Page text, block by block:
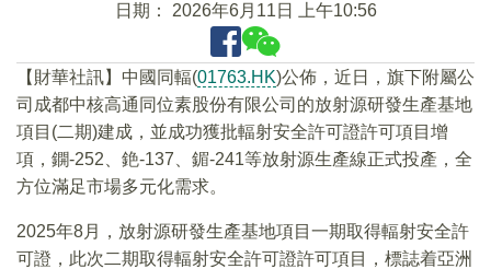
日期： 2026年6月11日 上午10:56
【財華社訊】中國同輻(01763.HK)公佈，近日，旗下附屬公
司成都中核高通同位素股份有限公司的放射源研發生產基地
項目(二期)建成，並成功獲批輻射安全許可證許可項目增
項，鐦-252、銫-137、鎇-241等放射源生產線正式投產，全
方位滿足市場多元化需求。
2025年8月，放射源研發生產基地項目一期取得輻射安全許
可證，此次二期取得輻射安全許可證許可項目，標誌着亞洲